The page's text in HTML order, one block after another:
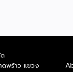
Health &
ระดับร่วม 250 บู
ดพร้าว แขวง